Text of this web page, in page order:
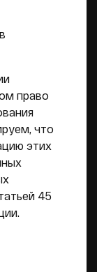
право
что
этих
45